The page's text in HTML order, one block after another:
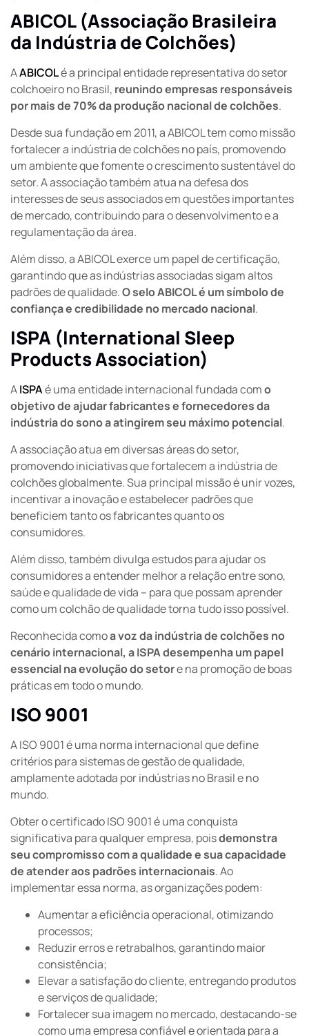
ABICOL (Associação Brasileira
da Indústria de Colchões)
AABICOLé a principal entidade representativa do setor
colchoeiro no Brasil, reunindo empresas responsáveis
por mais de 70% da produção nacional de colchões.
Desde sua fundação em 2011, a ABICOL tem como missão
fortalecer a indústria de colchões no país, promovendo
um ambiente que fomente o crescimento sustentável do
setor. A associação também atua na defesa dos
interesses de seus associados em questões importantes
de mercado, contribuindo para o desenvolvimento e a
regulamentação da área.
Além disso, a ABICOL exerce um papel de certificação,
garantindo que as indústrias associadas sigam altos
padrões de qualidade.O selo ABICOL é um símbolo de
confiança e credibilidade no mercado nacional.
ISPA (International Sleep
Products Association)
AISPAé uma entidade internacional fundada como
objetivo de ajudar fabricantes e fornecedores da
indústria do sono a atingirem seu máximo potencial.
A associação atua em diversas áreas do setor,
promovendo iniciativas que fortalecem a indústria de
colchões globalmente. Sua principal missão é unir vozes,
incentivar a inovação e estabelecer padrões que
beneficiem tanto os fabricantes quanto os
consumidores.
Além disso, também divulga estudos para ajudar os
consumidores a entender melhor a relação entre sono,
saúde e qualidade de vida – para que possam aprender
como um colchão de qualidade torna tudo isso possível.
Reconhecida comoa voz da indústria de colchões no
cenário internacional, a ISPA desempenha um papel
essencial na evolução do setore na promoção de boas
práticas em todo o mundo.
ISO 9001
A ISO 9001 é uma norma internacional que define
critérios para sistemas de gestão de qualidade,
amplamente adotada por indústrias no Brasil e no
mundo.
Obter o certificado ISO 9001 é uma conquista
significativa para qualquer empresa, poisdemonstra
seucompromisso com a qualidade e sua capacidade
de atender aos padrões internacionais. Ao
implementar essa norma, as organizações podem:
Aumentar a eficiência operacional, otimizando
processos;
Reduzir erros e retrabalhos, garantindo maior
consistência;
Elevar a satisfação do cliente, entregando produtos
e serviços de qualidade;
Fortalecer sua imagem no mercado, destacando-se
como uma empresa confiável e orientada para a